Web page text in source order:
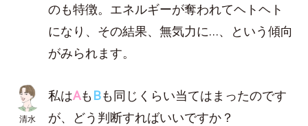
のも特徴。エネルギーが奪われてヘトヘト
になり、その結果、無気力に…、という傾向
がみられます。
清水
私はAも Bも同じくらい当てはまったのです
が、どう判断すればいいですか？